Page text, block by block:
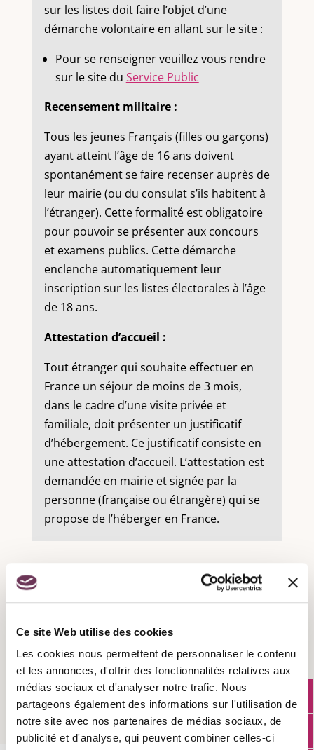
Ce site Web utilise des cookies
Les cookies nous permettent de personnaliser le contenu
et les annonces, d'offrir des fonctionnalités relatives aux
médias sociaux et d'analyser notre trafic. Nous
partageons également des informations sur l'utilisation de
notre site avec nos partenaires de médias sociaux, de
publicité et d'analyse, qui peuvent combiner celles-ci
sur les listes doit faire l’objet d’une
démarche volontaire en allant sur le site :
Pour se renseigner veuillez vous rendre
sur le site du Service Public
Recensement militaire :
Tous les jeunes Français (filles ou garçons)
ayant atteint l’âge de 16 ans doivent
spontanément se faire recenser auprès de
leur mairie (ou du consulat s’ils habitent à
l’étranger). Cette formalité est obligatoire
pour pouvoir se présenter aux concours
et examens publics. Cette démarche
enclenche automatiquement leur
inscription sur les listes électorales à l’âge
de 18 ans.
Attestation d’accueil :
Tout étranger qui souhaite effectuer en
France un séjour de moins de 3 mois,
dans le cadre d’une visite privée et
familiale, doit présenter un justificatif
d’hébergement. Ce justificatif consiste en
une attestation d’accueil. L’attestation est
demandée en mairie et signée par la
personne (française ou étrangère) qui se
propose de l’héberger en France.
Recensement militaire :
Attestation d'accueil :